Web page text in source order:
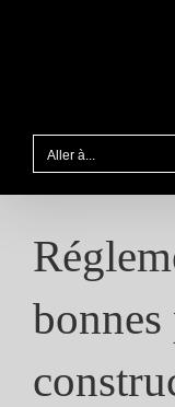
Aller à...